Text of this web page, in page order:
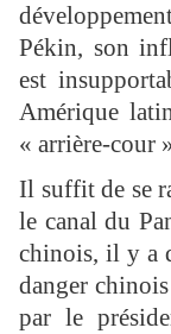
Pékin, son
est
Amérique
« arrière-cour
Il suffit de se
le canal du
chinois, il y a
danger
par le